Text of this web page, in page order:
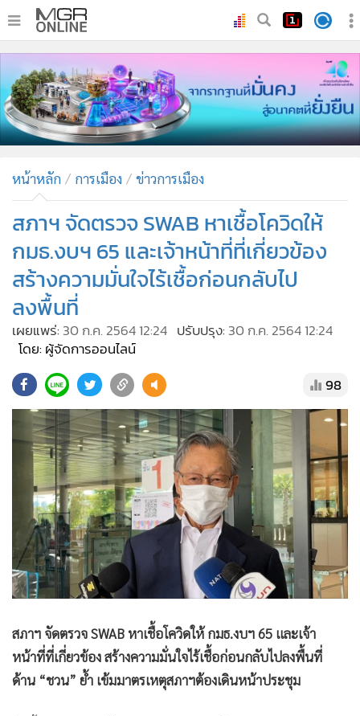
• ทันเหตุการณ์
• ภาคใต้
• ภูมิภาค
• บันเทิง
ผู้จัดการรายวัน
• คอลัมนิสต์
• ละคร
• CbizReview
• Cyber BIZ
• ผู้จัดกวน
Good health & Well-being
• Green Innovation & SD
• Management & HR
MGR Live
Infographic
การเมือง
ท่องเที่ยว
•
กีฬา
• ต่างประเทศ
• Special Scoop
• จีน
• ชุมชน-คุณภาพชีวิต
• อาชญากรรม
หน้าหลัก การเมือง ข่าวการเมือง
สภาฯ จัดตรวจ SWAB หาเชื้อโควิดให้
กมธ.งบฯ 65 และเจ้าหน้าที่ที่เกี่ยวข้อง
สร้างความมั่นใจไร้เชื้อก่อนกลับไป
ลงพื้นที่
เผยแพร่: 30 ก.ค. 2564 12:24 ปรับปรุง: 30 ก.ค. 2564 12:24
โดย: ผู้จัดการออนไลน์
98
สภาฯ จัดตรวจ SWAB หาเชื้อโควิดให้ กมธ.งบฯ 65 และเจ้า
หน้าที่ที่เกี่ยวข้อง สร้างความมั่นใจไร้เชื้อก่อนกลับไปลงพื้นที่
ด้าน “ชวน” ย้ำ เข้มมาตรเหตุสภาฯต้องเดินหน้าประชุม